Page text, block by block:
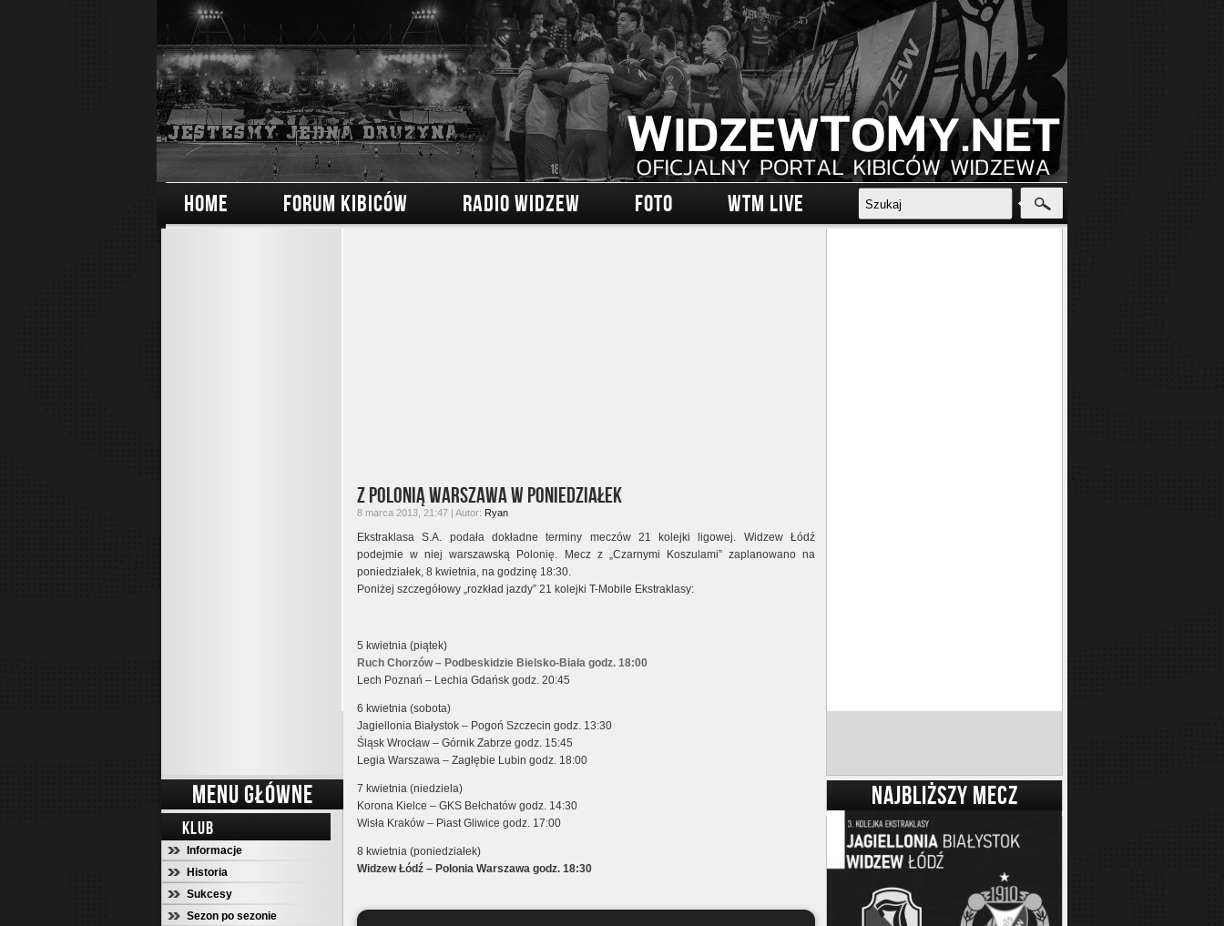
HOME FORUM KIBICÓW RADIO WIDZEW FOTO WTM LIVE
MENU GŁÓWNE
KLUB
Informacje
Historia
Sukcesy
Sezon po sezonie
Z Polonią Warszawa w poniedziałek
8 marca 2013, 21:47 | Autor: Ryan
Ekstraklasa S.A. podała dokładne terminy meczów 21 kolejki ligowej. Widzew Łódź
podejmie w niej warszawską Polonię. Mecz z „Czarnymi Koszulami” zaplanowano na
poniedziałek, 8 kwietnia, na godzinę 18:30.
Poniżej szczegółowy „rozkład jazdy” 21 kolejki T-Mobile Ekstraklasy:
5 kwietnia (piątek)
Ruch Chorzów – Podbeskidzie Bielsko-Biała godz. 18:00
Lech Poznań – Lechia Gdańsk godz. 20:45
6 kwietnia (sobota)
Jagiellonia Białystok – Pogoń Szczecin godz. 13:30
Śląsk Wrocław – Górnik Zabrze godz. 15:45
Legia Warszawa – Zagłębie Lubin godz. 18:00
7 kwietnia (niedziela)
Korona Kielce – GKS Bełchatów godz. 14:30
Wisła Kraków – Piast Gliwice godz. 17:00
8 kwietnia (poniedziałek)
Widzew Łódź – Polonia Warszawa godz. 18:30
NAJBLIŻSZY MECZ